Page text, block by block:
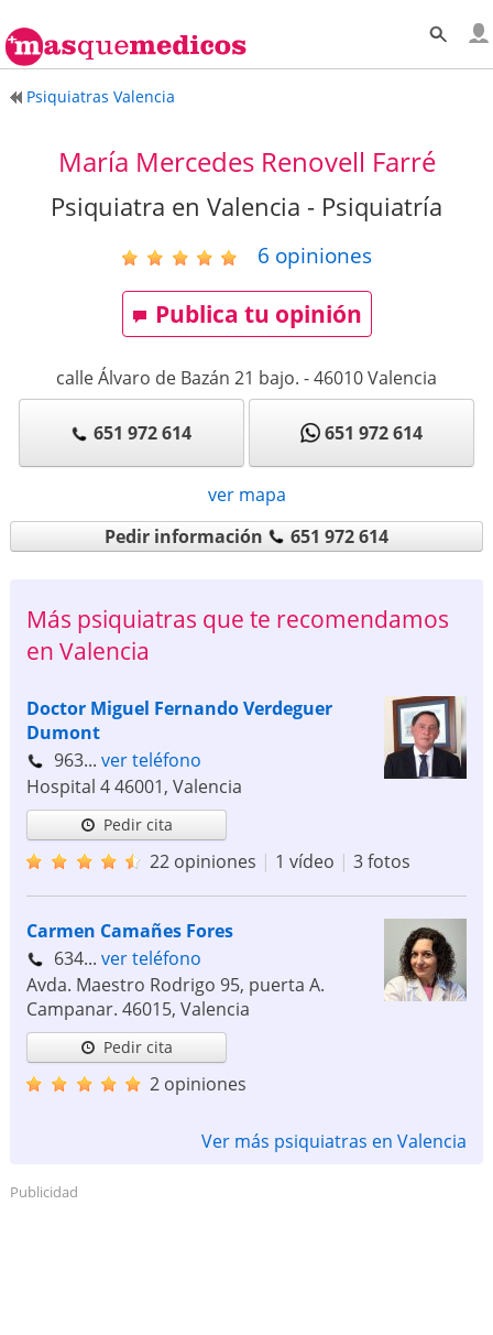
Psiquiatras Valencia
María Mercedes Renovell Farré
Psiquiatra en Valencia - Psiquiatría
6 opiniones
Publica tu opinión
calle Álvaro de Bazán 21 bajo. -46010Valencia
651 972 614 651 972 614
ver mapa
Pedir información
651 972 614
Más psiquiatras que te recomendamos
en Valencia
Doctor Miguel Fernando Verdeguer
Dumont
963... ver teléfono
Hospital 446001, Valencia
Pedir cita
22 opiniones | 1 vídeo | 3 fotos
Carmen Camañes Fores
634... ver teléfono
Avda. Maestro Rodrigo 95, puerta A.
Campanar. 46015, Valencia
Pedir cita
2 opiniones
Ver más psiquiatras en Valencia
Publicidad